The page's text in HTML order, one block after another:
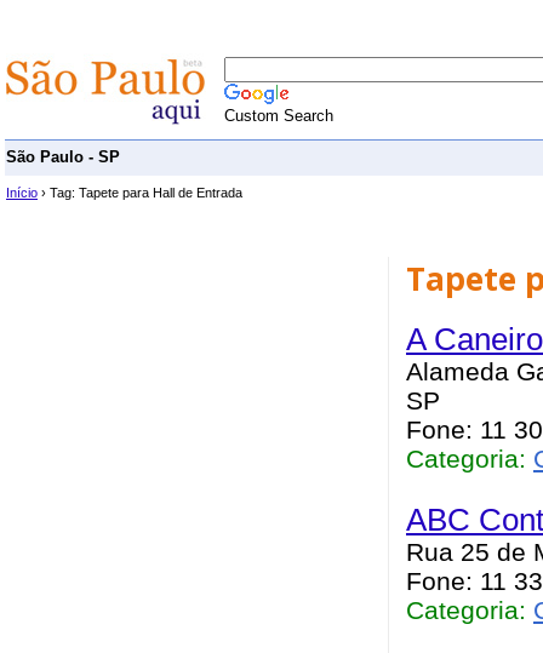
Custom Search
São Paulo - SP
Início › Tag: Tapete para Hall de Entrada
Tapete
A
Alameda
SP
Fone: 11
Categoria:
ABC
Rua 25 de
Fone: 11
Categoria: